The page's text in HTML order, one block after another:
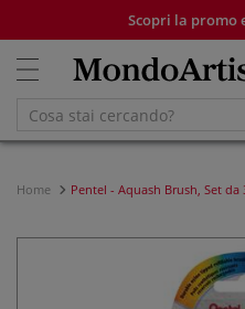
Scopri la promo
Home Pentel - Aquash Brush, Set